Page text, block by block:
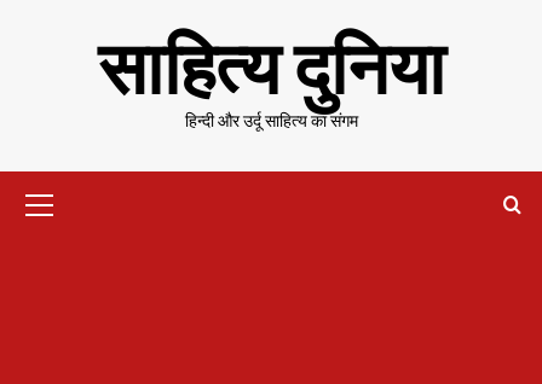
साहित्य दुनिया
हिन्दी और उर्दू साहित्य का संगम
Menu